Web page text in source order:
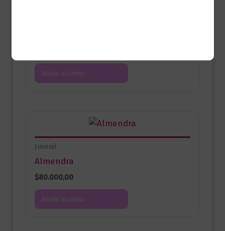
Añadir al carrito
Juvenil
Almendra
$80.000,00
Añadir al carrito